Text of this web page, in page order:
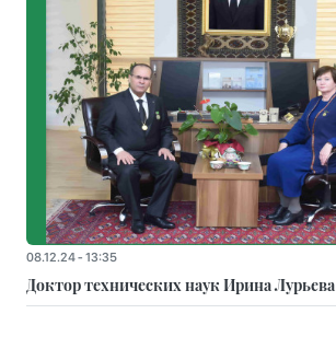
08.12.24 - 13:35
Доктор технических наук Ирина Лурьева